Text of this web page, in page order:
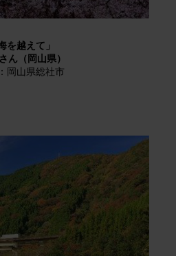
を越えて」
ん（岡山県）
岡山県総社市